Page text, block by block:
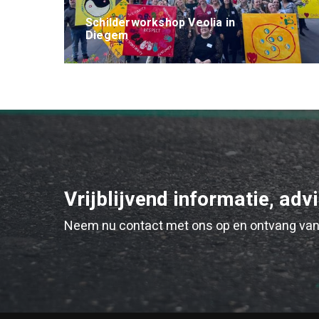
Schilderworkshop Veolia in
Diegem
Vrijblijvend informatie,
Neem nu contact met ons op en ontvang